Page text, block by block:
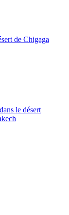
de Chigaga
le désert